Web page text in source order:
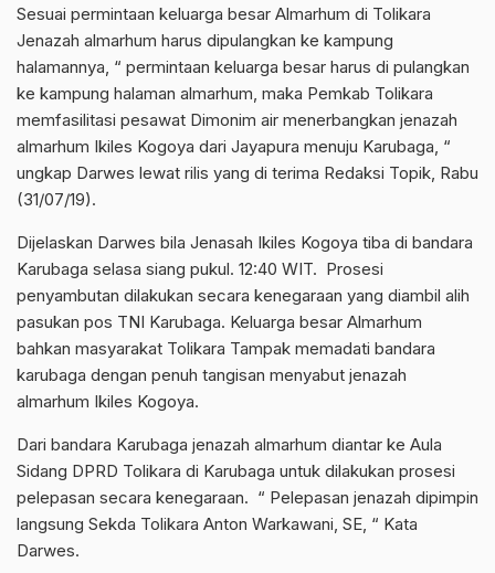
Sesuai permintaan keluarga besar Almarhum di Tolikara
Jenazah almarhum harus dipulangkan ke kampung
halamannya, “ permintaan keluarga besar harus di pulangkan
ke kampung halaman almarhum, maka Pemkab Tolikara
memfasilitasi pesawat Dimonim air menerbangkan jenazah
almarhum Ikiles Kogoya dari Jayapura menuju Karubaga, “
ungkap Darwes lewat rilis yang di terima Redaksi Topik, Rabu
(31/07/19).
Dijelaskan Darwes bila Jenasah Ikiles Kogoya tiba di bandara
Karubaga selasa siang pukul. 12:40 WIT. Prosesi
penyambutan dilakukan secara kenegaraan yang diambil alih
pasukan pos TNI Karubaga. Keluarga besar Almarhum
bahkan masyarakat Tolikara Tampak memadati bandara
karubaga dengan penuh tangisan menyabut jenazah
almarhum Ikiles Kogoya.
Dari bandara Karubaga jenazah almarhum diantar ke Aula
Sidang DPRD Tolikara di Karubaga untuk dilakukan prosesi
pelepasan secara kenegaraan. “ Pelepasan jenazah dipimpin
langsung Sekda Tolikara Anton Warkawani, SE, “ Kata
Darwes.